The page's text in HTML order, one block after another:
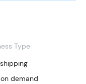
Type
demand